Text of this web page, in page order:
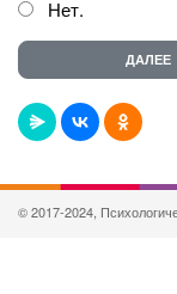
Нет.
© 2017-2024,